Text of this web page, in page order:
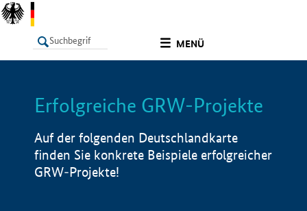
MENÜ
LISTE Info
Erfolgreiche GRW-Projekte
Auf der folgenden Deutschlandkarte
finden Sie konkrete Beispiele erfolgreicher
GRW-Projekte!